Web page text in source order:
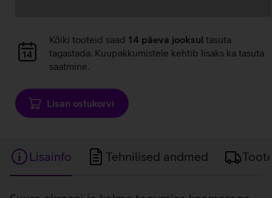
Andmete
laadimine
Kõiki tooteid saad 14 päeva jooksul tasuta
tagastada. Kuupakkumistele kehtib lisaks ka tasuta
saatmine.
Lisan ostukorvi
Lisainfo Tehnilised andmed